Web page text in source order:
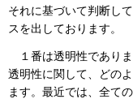
それに基づいて判断し
スを出しております。
１番は透明性であり
透明性に関して、どの
ます。最近では、全て